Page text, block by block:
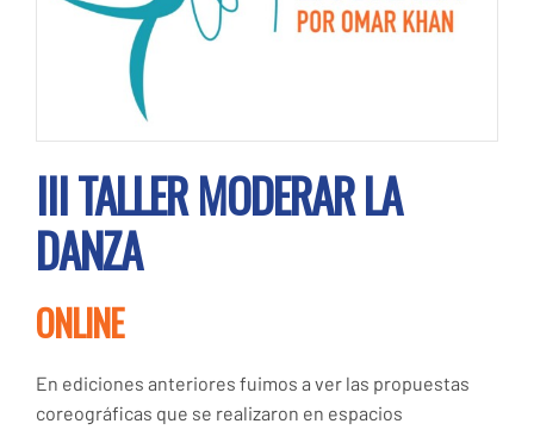
III TALLER MODERAR LA
DANZA
ONLINE
En ediciones anteriores fuimos a ver las propuestas
coreográficas que se realizaron en espacios